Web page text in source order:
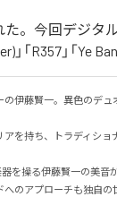
。今回デジタ
」「R357」「
の伊藤賢一。異色のデュ
を持ち、トラディシ
を操る伊藤賢一の美音
のアプローチも独自の